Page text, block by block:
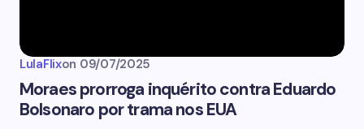
LulaFlixon 09/07/2025
Moraes prorroga inquérito contra Eduardo
Bolsonaro por trama nos EUA